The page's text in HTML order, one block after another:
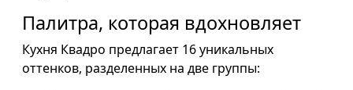
Палитра, которая вдохновляет
Кухня Квадро предлагает 16 уникальных
оттенков, разделенных на две группы: